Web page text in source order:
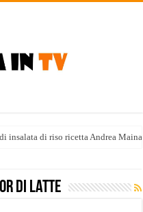
insalata di riso ricetta Andrea
di latte